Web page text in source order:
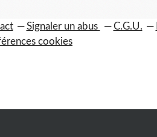
Signaler un abus C.G.U.
cookies